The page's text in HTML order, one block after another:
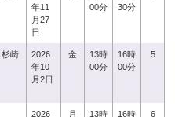
年11
月27
日
00分
30分
杉崎
2026
年10
月2日
金
13時
00分
16時
00分
5
2026
月
13時
16時
6